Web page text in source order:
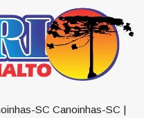
SC Canoinhas-SC |